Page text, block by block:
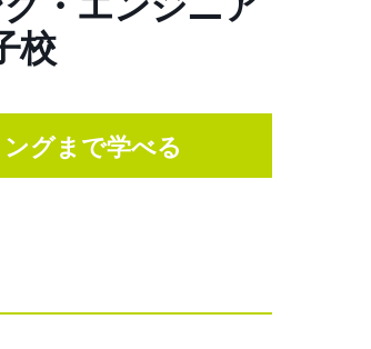
校
グまで学べる